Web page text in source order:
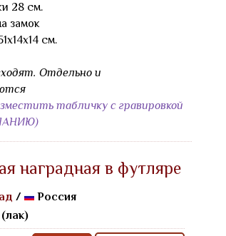
28 см.
замок
см.
Отдельно и
табличку с гравировкой
наградная в футляре
/
Россия